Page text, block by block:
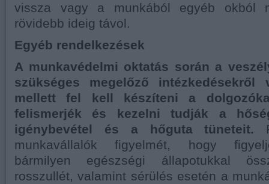
vissza vagy a munkából egyéb okból
rövidebb ideig távol.
Egyéb rendelkezések
A munkavédelmi oktatás során a
szükséges megelőző intézkedésekről
mellett fel kell készíteni a
felismerjék és kezelni tudják a
igénybevétel és a hőguta tüneteit.
munkavállalók figyelmét, hogy
bármilyen egészségi állapotukkal
rosszullét, valamint sérülés esetén a